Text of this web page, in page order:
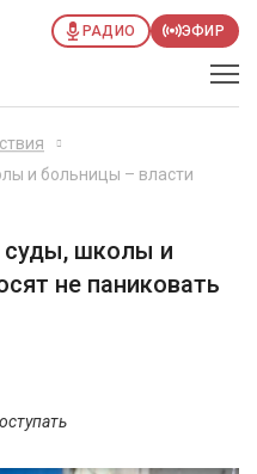
РАДИО ЭФИР
и больницы – власти
суды, школы и
не паниковать